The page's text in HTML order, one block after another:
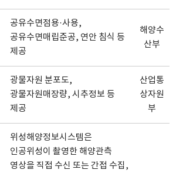
공유수면점용·사용,
공유수면매립준공, 연안 침식 등
제공
해양수
산부
광물자원 분포도,
광물자원매장량, 시추정보 등
제공
산업통
상자원
부
위성해양정보시스템은
인공위성이 촬영한 해양관측
영상을 직접 수신 또는 간접 수집,